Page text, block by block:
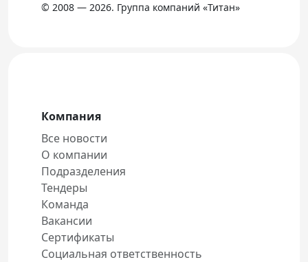
© 2008 — 2026. Группа компаний «Титан»
Компания
Все новости
О компании
Подразделения
Тендеры
Команда
Вакансии
Сертификаты
Социальная ответственность